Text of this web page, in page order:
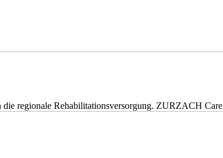
die regionale Rehabilitationsversorgung. ZURZACH